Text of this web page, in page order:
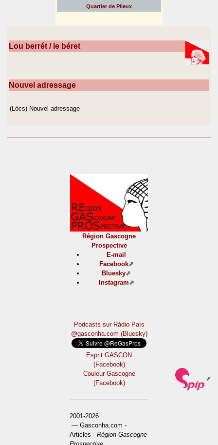
Quartier de Plieux
Lou berrét / le béret
Nouvel adressage
(Lòcs) Nouvel adressage
Région Gascogne
Prospective
E-mail
Facebook
Bluesky
Instagram
Podcasts sur Ràdio País
@gasconha.com (Bluesky)
Esprit GASCON
(Facebook)
Couleur Gascogne
(Facebook)
2001-2026
— Gasconha.com -
Articles -Région Gascogne